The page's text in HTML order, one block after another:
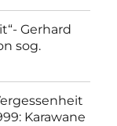
Gerhard
sog.
Karawane